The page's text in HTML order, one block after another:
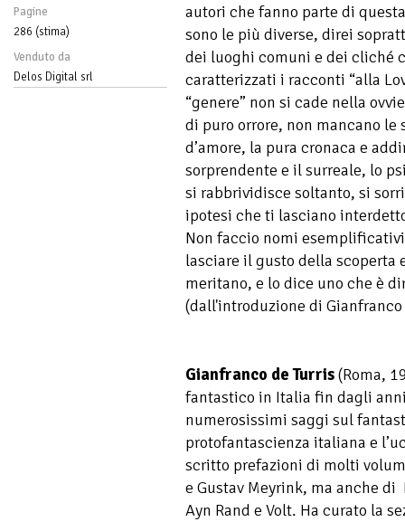
Pagine
286 (stima)
Venduto da
Delos Digital srl
autori che fanno parte di
sono le più diverse, direi
dei luoghi comuni e dei cliché
caratterizzati i racconti “alla
“genere” non si cade nella
di puro orrore, non mancano
d’amore, la pura cronaca e
sorprendente e il surreale, lo
si rabbrividisce soltanto, si
ipotesi che ti lasciano
Non faccio nomi
lasciare il gusto della scoperta
meritano, e lo dice uno che è
(dall'introduzione di Gianfranco
Gianfranco de Turris(Roma,
fantastico in Italia fin dagli
numerosissimi saggi sul
protofantascienza italiana e
scritto prefazioni di molti
e Gustav Meyrink, ma anche
Ayn Rand e Volt. Ha curato la